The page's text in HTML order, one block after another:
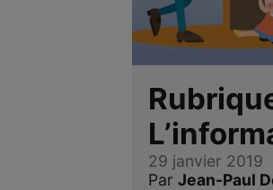
29 janvier 2019
Par Jean-Paul